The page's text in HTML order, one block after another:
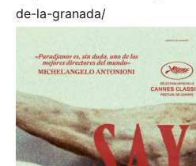
de-la-granada/